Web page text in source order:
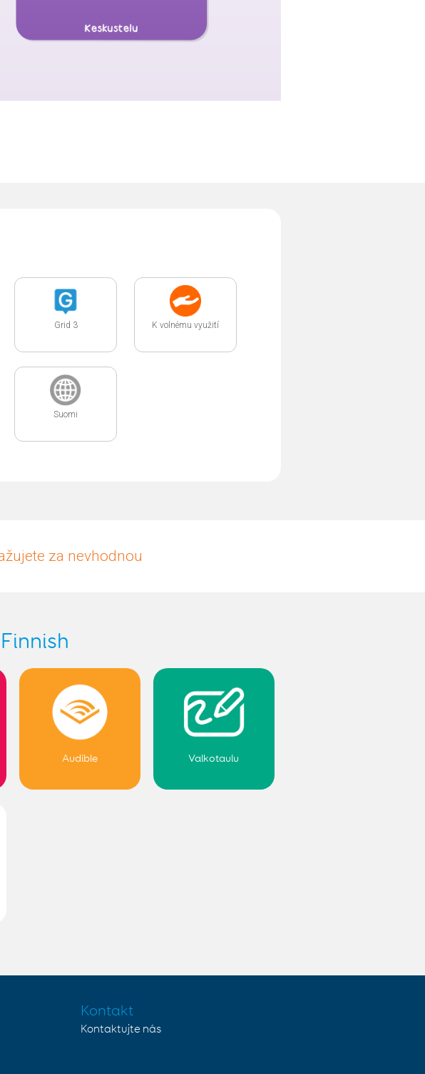
Grid 3 K volnému využití
Suomi
za nevhodnou
Audible Valkotaulu
Kontakt
Kontaktujte nás